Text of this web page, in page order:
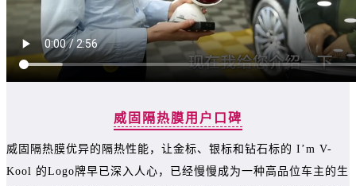
威固隔热膜用户口碑
威固隔热膜优异的隔热性能，让金标、银标和钻石标的 I’m V-
Kool 的Logo牌早已深入人心，已经慢慢成为一种高品位车主的生